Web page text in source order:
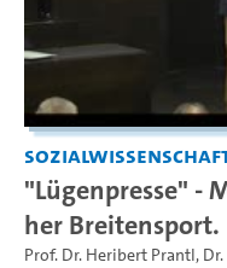
"Lügenpresse" -
her Breitensport.
Prof. Dr. Heribert Prantl,